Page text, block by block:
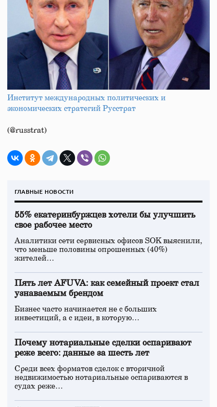
Институт международных политических и
экономических стратегий Русстрат
(@russtrat)
ГЛАВНЫЕ НОВОСТИ
55% екатеринбуржцев хотели бы улучшить
свое рабочее место
Аналитики сети сервисных офисов SOK выяснили,
что меньше половины опрошенных (40%)
жителей…
Пять лет AFUVA: как семейный проект стал
узнаваемым брендом
Бизнес часто начинается не с больших
инвестиций, а с идеи, в которую…
Почему нотариальные сделки оспаривают
реже всего: данные за шесть лет
Среди всех форматов сделок с вторичной
недвижимостью нотариальные оспариваются в
судах реже…